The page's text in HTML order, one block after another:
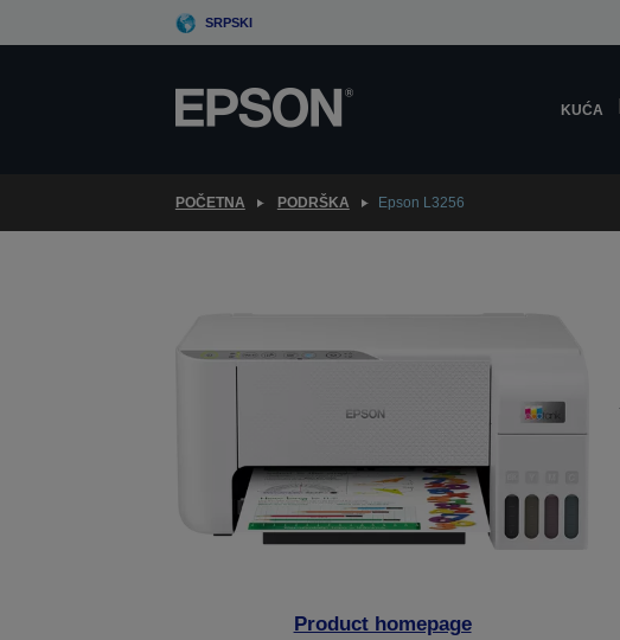
to
SRPSKI
KUĆA
POČETNA PODRŠKA Epson L3256
Product homepage